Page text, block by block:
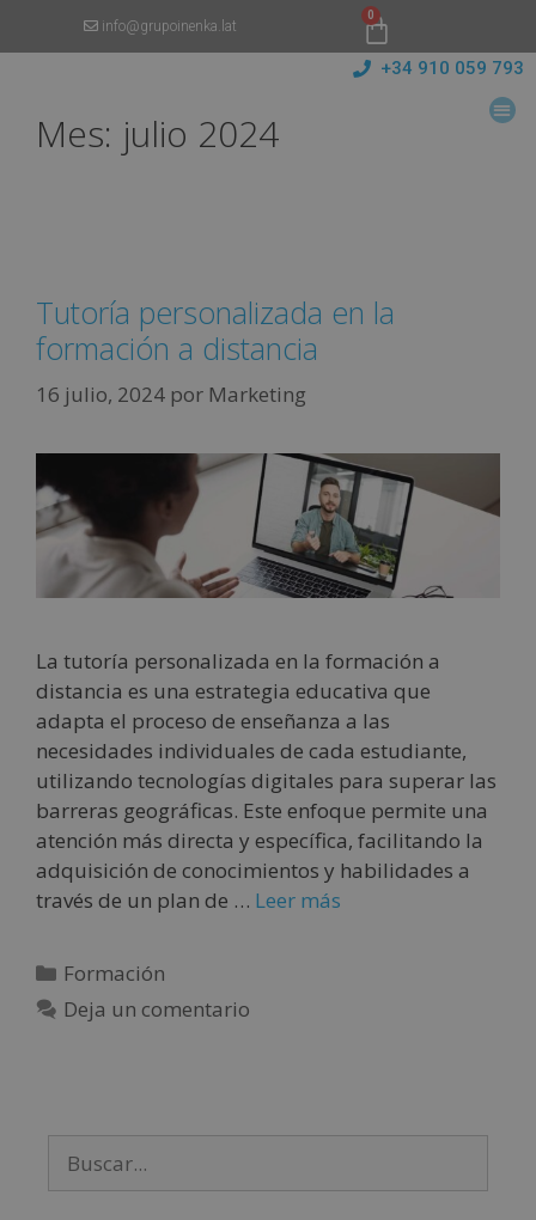
info@grupoinenka.lat
0
+34 910 059 793
Mes: julio 2024
Tutoría personalizada en la
formación a distancia
16 julio, 2024 por Marketing
La tutoría personalizada en la formación a
distancia es una estrategia educativa que
adapta el proceso de enseñanza a las
necesidades individuales de cada estudiante,
utilizando tecnologías digitales para superar las
barreras geográficas. Este enfoque permite una
atención más directa y específica, facilitando la
adquisición de conocimientos y habilidades a
través de un plan de … Leer más
Formación
Deja un comentario